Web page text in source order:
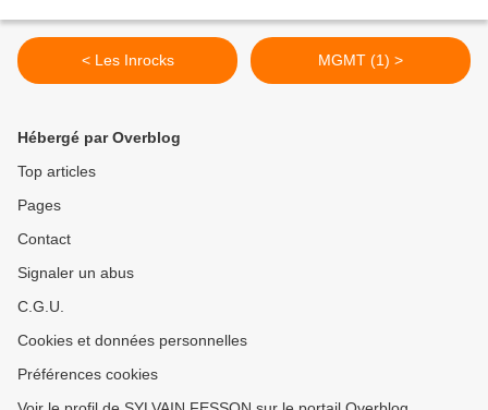
< Les Inrocks MGMT (1) >
Hébergé par Overblog
Top articles
Pages
Contact
Signaler un abus
C.G.U.
Cookies et données personnelles
Préférences cookies